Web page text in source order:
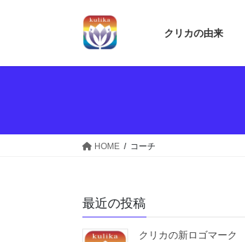
クリカの由来
HOME コーチ
最近の投稿
クリカの新ロゴマーク